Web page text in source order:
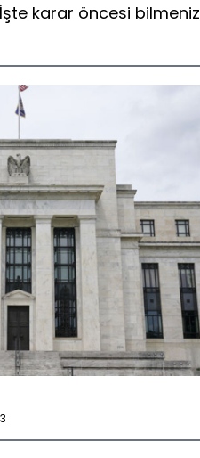
karar öncesi bilmeniz